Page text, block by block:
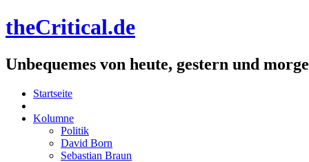
theCritical.de
Unbequemes von heute, gestern und
Startseite
Kolumne
Politik
David Born
Sebastian Braun